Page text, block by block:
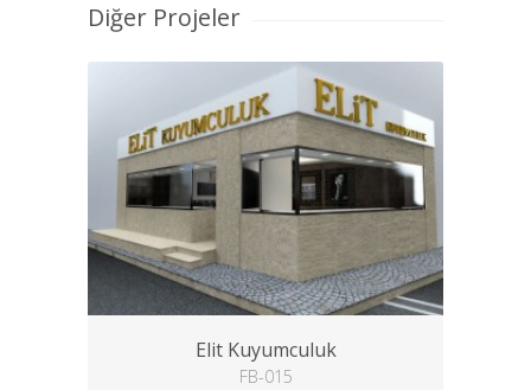
Diğer Projeler
Elit Kuyumculuk
FB-015